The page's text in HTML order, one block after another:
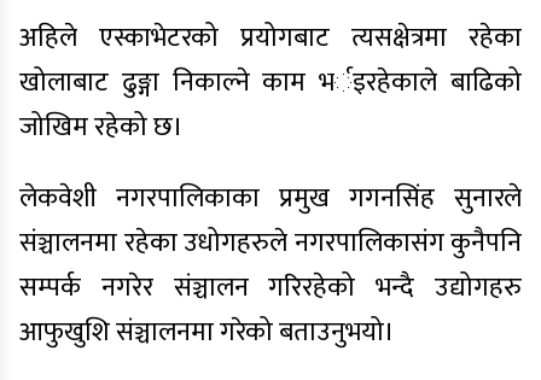
अहिले एस्काभेटरको प्रयोगबाट त्यसक्षेत्रमा रहेका
खोलाबाट ढुङ्गा निकाल्ने काम भर्इरहेकाले बाढिको
जोखिम रहेको छ।
लेकवेशी नगरपालिकाका प्रमुख गगनसिंह सुनारले
संञ्चालनमा रहेका उधोगहरुले नगरपालिकासंग कुनैपनि
सम्पर्क नगरेर संञ्चालन गरिरहेको भन्दै उद्योगहरु
आफुखुशि संञ्चालनमा गरेको बताउनुभयो।